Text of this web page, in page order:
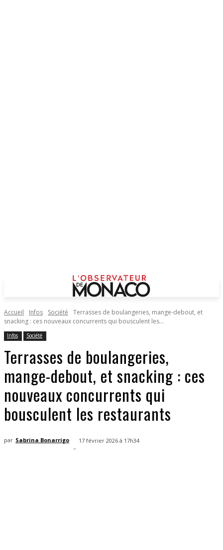
Accueil Infos Société
Terrasses de boulangeries, mange-debout, et
snacking : ces nouveaux concurrents qui bousculent les...
Infos Société
Terrasses de boulangeries,
mange-debout, et snacking : ces
nouveaux concurrents qui
bousculent les restaurants
par Sabrina Bonarrigo
-
17 février 2026 à 17h34